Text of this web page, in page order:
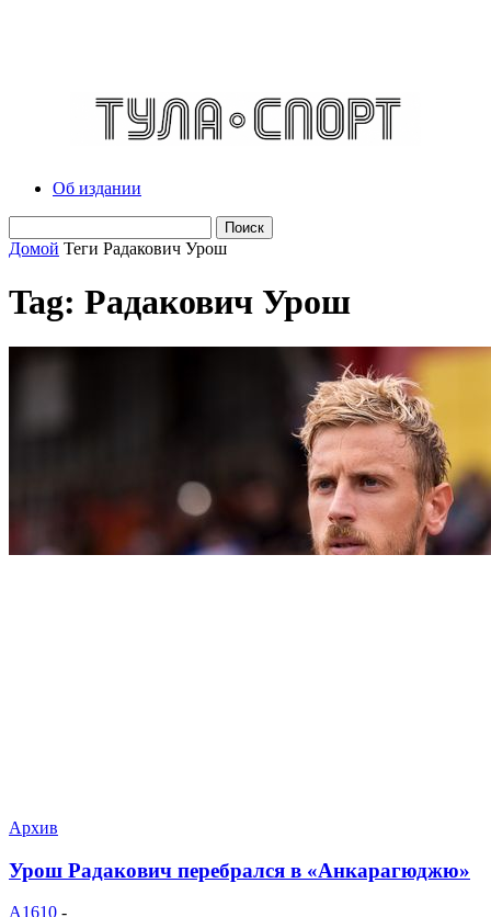
Об издании
Домой Теги Радакович Урош
Tag: Радакович Урош
Архив
Урош Радакович перебрался в «Анкарагюджю»
A1610 -